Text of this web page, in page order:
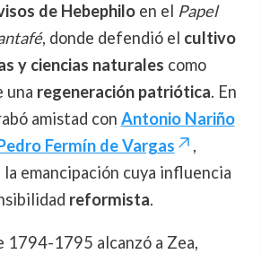
de Hebephiloen el Papel
, donde defendió el cultivo
y ciencias naturales como
una regeneración patriótica. En
amistad con Antonio Nariño
Fermín de Vargas
,
emancipación cuya influencia
reformista.
1794-1795 alcanzó a Zea,